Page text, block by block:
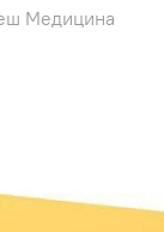
Медицина